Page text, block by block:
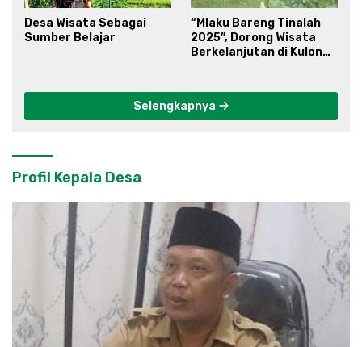
Desa Wisata Sebagai
Sumber Belajar
“Mlaku Bareng Tinalah
2025”, Dorong Wisata
Berkelanjutan di Kulon
Selengkapnya
Profil Kepala Desa